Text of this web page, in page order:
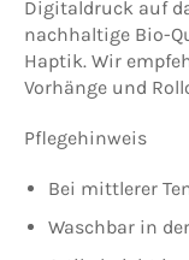
Digitaldruck auf
nachhaltige Bio-
Haptik. Wir
Vorhänge und
Pflegehinweis
Bei mittlerer
Waschbar in